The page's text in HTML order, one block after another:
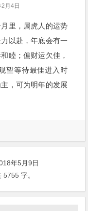
月4日
里，属虎人的运势
以赴，年底会有一
睦；偏财运欠佳，
望等待最佳进入时
，可为明年的发展
年5月9日
5755 字。